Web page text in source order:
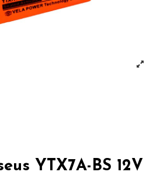
YTX7A-BS 12V